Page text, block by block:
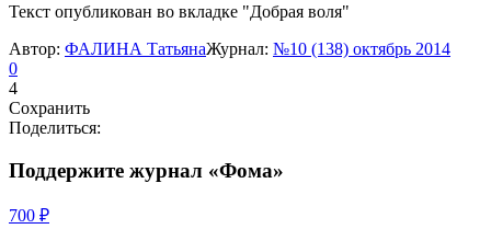
Текст опубликован во вкладке "Добрая воля"
Автор: ФАЛИНА ТатьянаЖурнал: №10 (138) октябрь 2014
0
4
Сохранить
Поделиться:
Поддержите журнал «Фома»
700 ₽